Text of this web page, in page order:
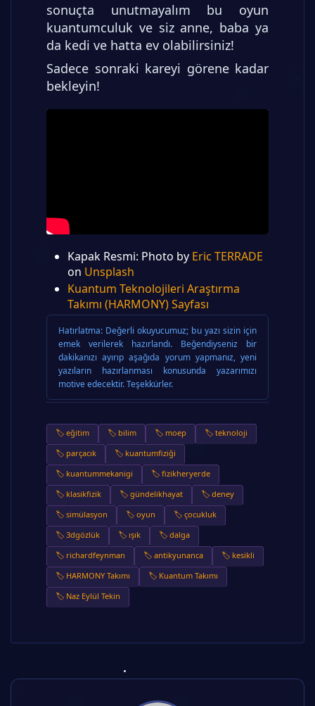
sonuçta unutmayalım bu oyun
kuantumculuk ve siz anne, baba ya
da kedi ve hatta ev olabilirsiniz!
Sadece sonraki kareyi görene kadar
bekleyin!
Kapak Resmi: Photo by Eric TERRADE
on Unsplash
Kuantum Teknolojileri Araştırma
Takımı (HARMONY) Sayfası
Hatırlatma: Değerli okuyucumuz; bu yazı sizin için
emek verilerek hazırlandı. Beğendiyseniz bir
dakikanızı ayırıp aşağıda yorum yapmanız, yeni
yazıların hazırlanması konusunda yazarımızı
motive edecektir. Teşekkürler.
🏷️ eğitim 🏷️ bilim 🏷️ moep
🏷️ teknoloji
🏷️ parçacık
🏷️ kuantumfiziği
🏷️ kuantummekanigi
🏷️ fizikheryerde
🏷️ klasikfizik
🏷️ gündelikhayat
🏷️ deney
🏷️ simülasyon
🏷️ oyun
🏷️ çocukluk
🏷️ 3dgözlük
🏷️ ışık
🏷️ dalga
🏷️ richardfeynman
🏷️ antikyunanca
🏷️ kesikli
🏷️ HARMONY Takımı
🏷️ Kuantum Takımı
🏷️ Naz Eylül Tekin